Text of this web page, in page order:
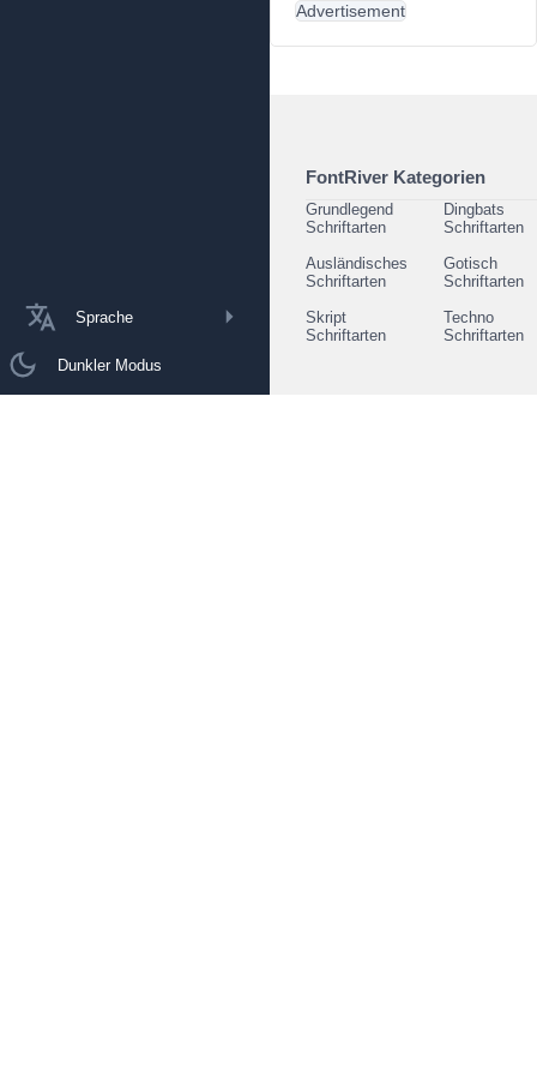
Sprache
Dunkler Modus
Advertisement
FontRiver Kategorien
Grundlegend
Schriftarten
Dingbats
Schriftarten
Ausländisches
Schriftarten
Gotisch
Schriftarten
Skript
Schriftarten
Techno
Schriftarten